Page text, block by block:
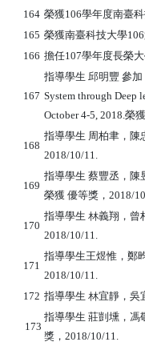
164 榮獲106學年度南臺
165 榮獲南臺科技大學
166 擔任107學年度長榮
167
指導學生 邱明豐 參加
System through Deep
October 4-5, 2018.榮獲
168
指導學生 周柏聿，陳
2018/10/11.
169
指導學生 蔡豐丞，陳
榮獲 優等獎，2018/
170
指導學生 林義翔，曾
2018/10/11.
171
指導學生王煜惟，鄭
2018/10/11.
172 指導學生 林宜靜，吳
173
指導學生 莊剴壎，馮
獎，2018/10/11.